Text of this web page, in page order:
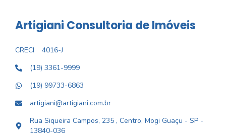
Artigiani Consultoria de Imóveis
CRECI
4016-J
(19) 3361-9999
(19) 99733-6863
artigiani@artigiani.com.br
Rua Siqueira Campos, 235 , Centro, Mogi Guaçu - SP -
13840-036